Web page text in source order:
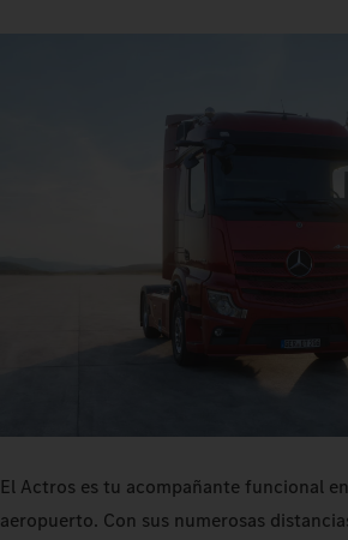
El Actros es tu acompañante funcional
aeropuerto. Con sus numerosas